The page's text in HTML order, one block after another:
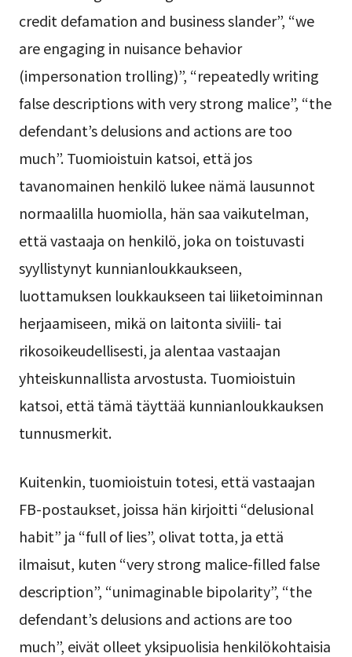
credit defamation and business slander”, “we
are engaging in nuisance behavior
(impersonation trolling)”, “repeatedly writing
false descriptions with very strong malice”, “the
defendant’s delusions and actions are too
much”. Tuomioistuin katsoi, että jos
tavanomainen henkilö lukee nämä lausunnot
normaalilla huomiolla, hän saa vaikutelman,
että vastaaja on henkilö, joka on toistuvasti
syyllistynyt kunnianloukkaukseen,
luottamuksen loukkaukseen tai liiketoiminnan
herjaamiseen, mikä on laitonta siviili- tai
rikosoikeudellisesti, ja alentaa vastaajan
yhteiskunnallista arvostusta. Tuomioistuin
katsoi, että tämä täyttää kunnianloukkauksen
tunnusmerkit.
Kuitenkin, tuomioistuin totesi, että vastaajan
FB-postaukset, joissa hän kirjoitti “delusional
habit” ja “full of lies”, olivat totta, ja että
ilmaisut, kuten “very strong malice-filled false
description”, “unimaginable bipolarity”, “the
defendant’s delusions and actions are too
much”, eivät olleet yksipuolisia henkilökohtaisia